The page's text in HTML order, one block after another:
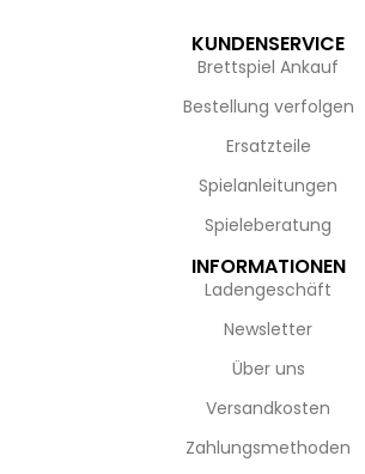
KUNDENSERVICE
Brettspiel Ankauf
Bestellung verfolgen
Ersatzteile
Spielanleitungen
Spieleberatung
INFORMATIONEN
Ladengeschäft
Newsletter
Über uns
Versandkosten
Zahlungsmethoden